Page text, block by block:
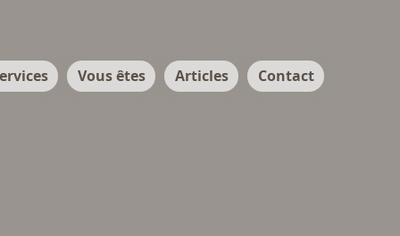
Vous êtes Articles Contact